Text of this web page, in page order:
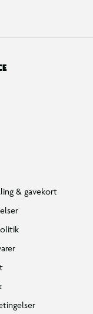
& gavekort